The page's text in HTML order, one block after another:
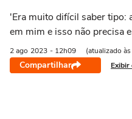
'Era muito difícil saber tipo:
em mim e isso não precisa
2 ago 2023 - 12h09 (atualizado
Compartilhar Exibir